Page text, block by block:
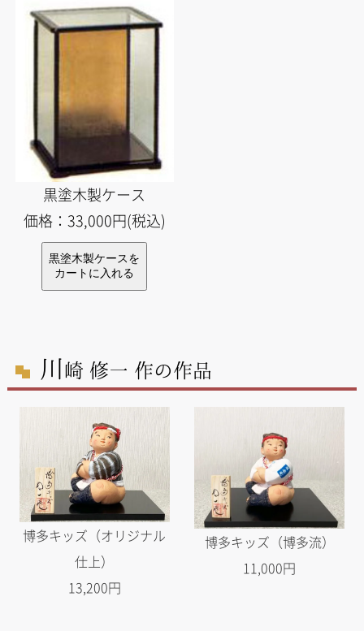
黒塗木製ケース
価格：33,000円(税込)
川 崎 修一 作の作品
博多キッズ（オリジナル
仕上）
13,200円
博多キッズ（博多流）
11,000円